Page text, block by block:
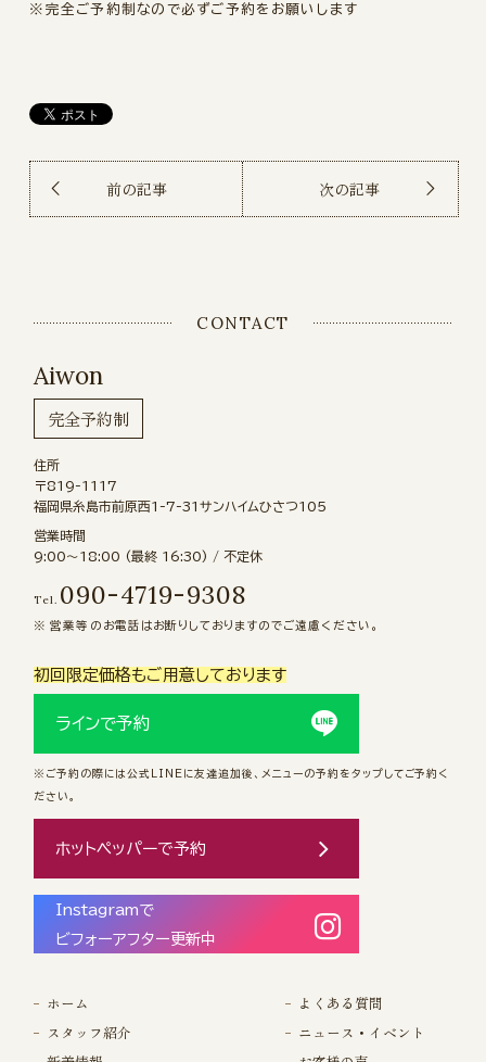
※完全ご予約制なので必ずご予約をお願いします
前の記事 次の記事
CONTACT
Aiwon
完全予約制
住所
〒819-1117
福岡県糸島市前原西1-7-31サンハイムひさつ105
営業時間
9:00〜18:00 (最終 16:30) / 不定休
Tel. 090-4719-9308
営業等のお電話はお断りしておりますのでご遠慮ください。
初回限定価格もご用意しております
ラインで予約
※ご予約の際には公式LINEに友達追加後、メニューの予約をタップしてご予約く
ださい。
ホットペッパーで予約
Instagramで
ビフォーアフター更新中
ホーム
スタッフ紹介
よくある質問
ニュース・イベント